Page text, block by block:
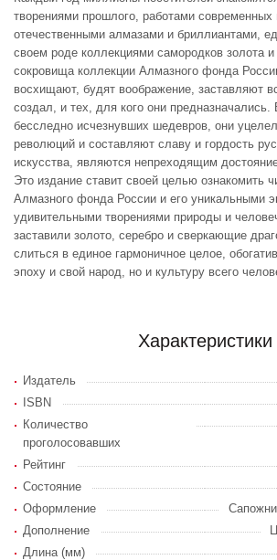
творениями прошлого, работами
отечественными алмазами и бриллиантами,
своем роде коллекциями самородков золота
сокровища коллекции Алмазного фонда
восхищают, будят воображение, заставляют
создал, и тех, для кого они предназначались.
бесследно исчезнувших шедевров, они
революций и составляют славу и гордость
искусства, являются непреходящим
Это издание ставит своей целью ознакомить
Алмазного фонда России и его уникальными
удивительными творениями природы и
заставили золото, серебро и сверкающие
слиться в единое гармоничное целое,
эпоху и свой народ, но и культуру всего
Характеристики
Издатель
ISBN
Количество
проголосовавших
Рейтинг
Состояние
Оформление
Дополнение
Длина (мм)